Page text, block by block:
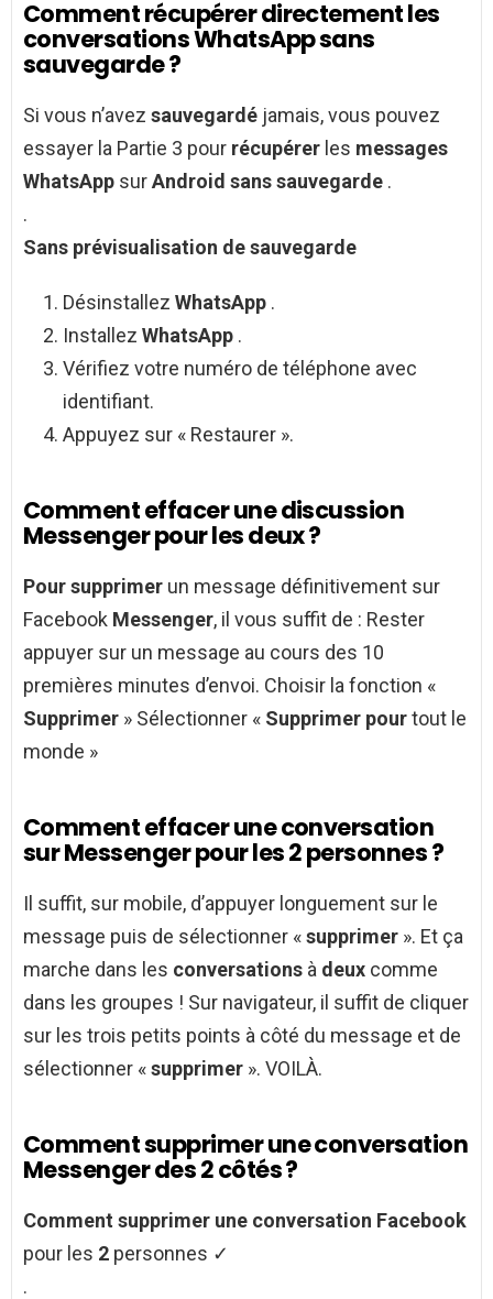
Comment récupérer directement les
conversations WhatsApp sans
sauvegarde ?
Si vous n’avez sauvegardé jamais, vous pouvez
essayer la Partie 3 pour récupérer les messages
WhatsApp surAndroid sans sauvegarde .
.
Sans prévisualisation desauvegarde
Désinstallez WhatsApp .
Installez WhatsApp .
Vérifiez votre numéro de téléphone avec
identifiant.
Appuyez sur « Restaurer ».
Comment effacer une discussion
Messenger pour les deux ?
Pour supprimer un message définitivement sur
Facebook Messenger, il vous suffit de : Rester
appuyer sur un message au cours des 10
premières minutes d’envoi. Choisir la fonction «
Supprimer » Sélectionner « Supprimer pourtout le
monde »
Comment effacer une conversation
sur Messenger pour les 2 personnes ?
Il suffit, sur mobile, d’appuyer longuement sur le
message puis de sélectionner «supprimer ». Et ça
marche dans les conversations à deux comme
dans les groupes ! Sur navigateur, il suffit de cliquer
sur les trois petits points à côté du message et de
sélectionner «supprimer ». VOILÀ.
Comment supprimer une conversation
Messenger des 2 côtés ?
Comment supprimer une conversation Facebook
pour les 2 personnes ✓
.